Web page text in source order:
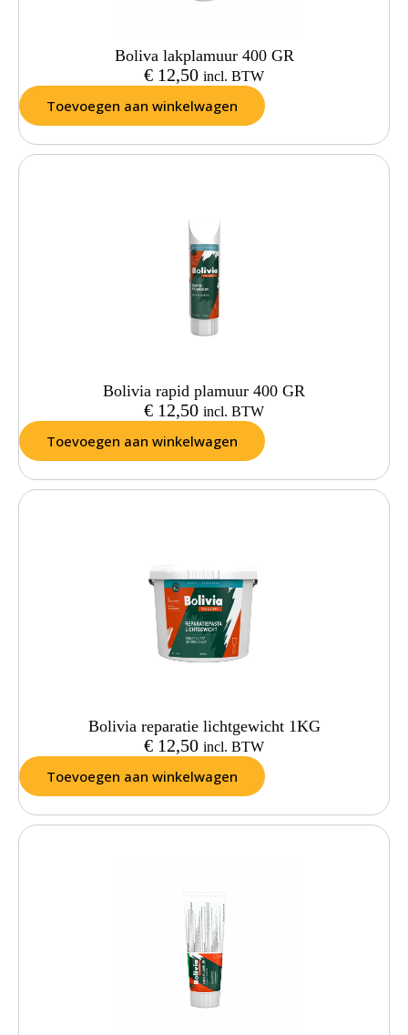
Boliva lakplamuur 400 GR
€ 12,50 incl. BTW
Toevoegen aan winkelwagen
Bolivia rapid plamuur 400 GR
€ 12,50 incl. BTW
Toevoegen aan winkelwagen
Bolivia reparatie lichtgewicht 1KG
€ 12,50 incl. BTW
Toevoegen aan winkelwagen